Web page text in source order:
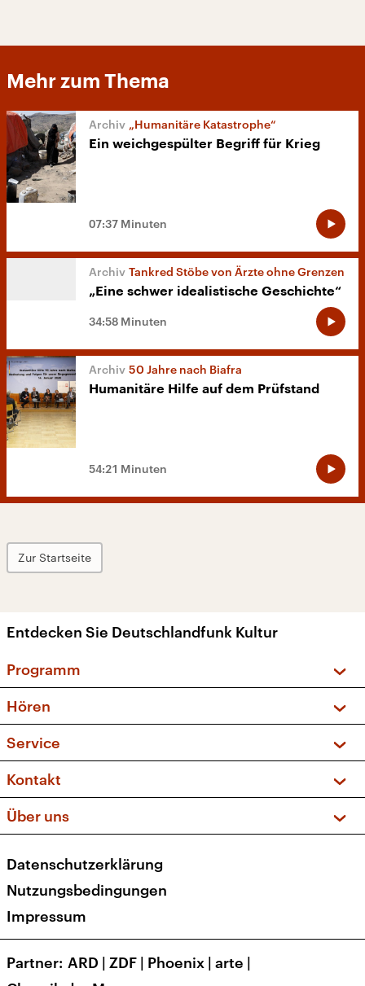
Mehr zum Thema
„Humanitäre Katastrophe“
Ein weichgespülter Begriff für Krieg
07:37 Minuten
Tankred Stöbe von Ärzte ohne Grenzen
„Eine schwer idealistische Geschichte“
34:58 Minuten
50 Jahre nach Biafra
Humanitäre Hilfe auf dem Prüfstand
54:21 Minuten
Zur Startseite
Entdecken Sie Deutschlandfunk Kultur
Programm
Sendungen und Podcasts
Musikliste
Kakadu – Das Kinderprogramm
Hören
Frequenzen (UKW + DAB+)
Service
FAQ
Apps
Newsletter
Veranstaltungen
Kontakt
Social Media
Über uns
Presse
Karriere
Transparenz
Datenschutzerklärung
Nutzungsbedingungen
Impressum
Partner ARD | ZDF | Phoenix | arte |